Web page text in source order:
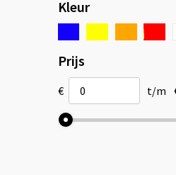
Kleur
Prijs
€ t/m